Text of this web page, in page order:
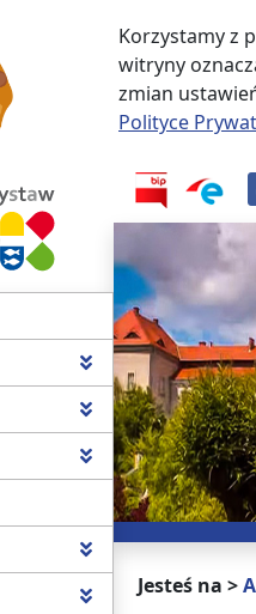
Korzystamy z
witryny
zmian
Polityce
Jesteś na >